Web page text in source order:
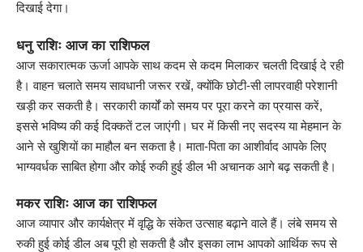
दिखाई देगा।
धनु राशिः आज का राशिफल
आज सकारात्मक ऊर्जा आपके साथ कदम से कदम मिलाकर चलती दिखाई दे रही
है। वाहन चलाते समय सावधानी जरूर रखें, क्योंकि छोटी-सी लापरवाही परेशानी
खड़ी कर सकती है। सरकारी कार्यों को समय पर पूरा करने का प्रयास करें,
इससे भविष्य की कई दिक्कतें टल जाएंगी। घर में किसी नए सदस्य या मेहमान के
आने से खुशियों का माहौल बन सकता है। माता-पिता का आशीर्वाद आपके लिए
भाग्यवर्धक साबित होगा और कोई रुकी हुई डील भी अचानक आगे बढ़ सकती है।
मकर राशिः आज का राशिफल
आज व्यापार और कार्यक्षेत्र में वृद्धि के संकेत उत्साह बढ़ाने वाले हैं। लंबे समय से
रुकी हुई कोई डील अब पूरी हो सकती है और इसका लाभ आपको आर्थिक रूप से